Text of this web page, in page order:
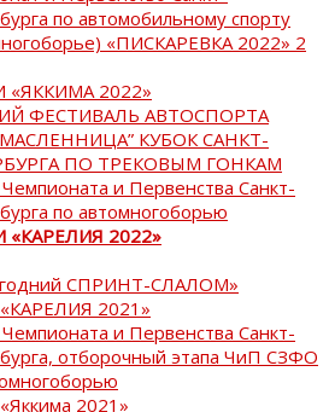
по автомобильному спорту
«ПИСКАРЕВКА 2022» 2
«ЯККИМА 2022»
ФЕСТИВАЛЬ АВТОСПОРТА
КУБОК САНКТ-
ПО ТРЕКОВЫМ ГОНКАМ
Чемпионата и Первенства Санкт-
по автомногоборью
«КАРЕЛИЯ 2022»
СПРИНТ-СЛАЛОМ»
2021»
Чемпионата и Первенства Санкт-
отборочный этапа ЧиП СЗФО
2021»